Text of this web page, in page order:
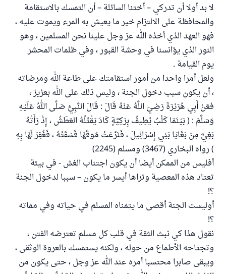
لا بد أولا أن تدركي – أختنا السائلة – أن التمسك بالاستقامة
والمحافظة على الالتزام خير ما يعيش به المرء ويموت عليه ،
فهو العهد الذي أخذه الله عز وجل علينا نحن المسلمين ، وهو
النور الذي يؤانسنا في وحشة القبور ، وفي ظلمات المحشر
يوم القيامة .
ولعل أمرا واحدا من أمور استقامتك على طاعة الله ومرضاته
، أن يكون سبب دخول الجنة ، وليس ذلك على الله بعزيز ،
فعَنْ أَبِي هُرَيْرَةَ رَضِيَ اللَّهُ عَنْهُ قَالَ : قَالَ النَّبِيُّ صَلَّى اللهُ عَلَيْهِ
وَسَلَّمَ : ( بَيْنَمَا كَلْبٌ يُطِيفُ بِرَكِيَّةٍ كَادَ يَقْتُلُهُ العَطَشُ ، إِذْ رَأَتْهُ
بَغِيٌّ مِنْ بَغَايَا بَنِي إِسْرَائِيلَ ، فَنَزَعَتْ مُوقَهَا فَسَقَتْهُ ، فَغُفِرَ لَهَا بِهِ
) رواه البخاري (3467) ومسلم (2245)
أفليس من الممكن أيضا أن يكون اجتناب الغش - في بيئة
تعتاد هذه المعصية وتراها أيسر ما يكون – سببا لدخول الجنة
؟!
أوليست الجنة أقصى ما يتمناه المسلم في حياته وفي مماته
؟!
نقول هذا كي نبث الثقة في قلب كل مسلم تعترضه الفتن ،
وتجتاحه الأطماع من حوله ، ولكنه يستمسك بالعروة الوثقى ،
ويبقى صابرا محتسبا أمره عند الله عز وجل ، حتى يكون من